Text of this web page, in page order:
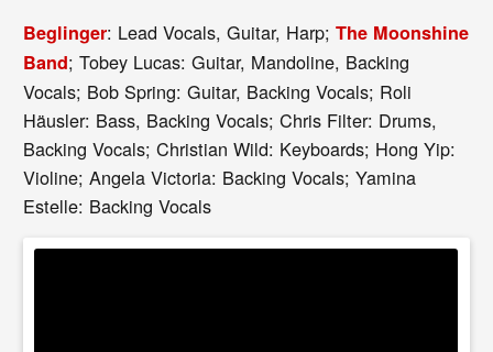
Beglinger: Lead Vocals, Guitar, Harp;The Moonshine
Band; Tobey Lucas: Guitar, Mandoline, Backing
Vocals; Bob Spring: Guitar, Backing Vocals; Roli
Häusler: Bass, Backing Vocals; Chris Filter: Drums,
Backing Vocals; Christian Wild: Keyboards; Hong Yip:
Violine; Angela Victoria: Backing Vocals; Yamina
Estelle: Backing Vocals